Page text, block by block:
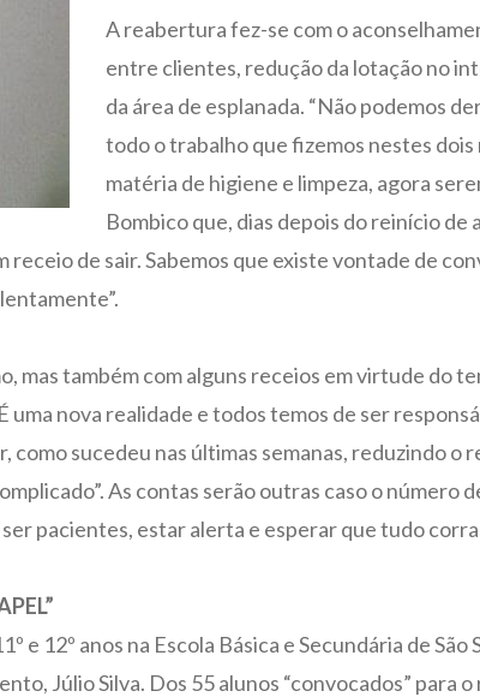
A reabertura fez-se com o
entre clientes, redução da lotação no
da área de esplanada. “Não podemos
todo o trabalho que fizemos nestes dois
matéria de higiene e limpeza, agora
Bombico que, dias depois do reinício
receio de sair. Sabemos que existe vontade de
mas também com alguns receios em virtude do
uma nova realidade e todos temos de ser
como sucedeu nas últimas semanas, reduzindo
As contas serão outras caso o número
pacientes, estar alerta e esperar que tudo corra
e 12º anos na Escola Básica e Secundária de
Júlio Silva. Dos 55 alunos “convocados” para